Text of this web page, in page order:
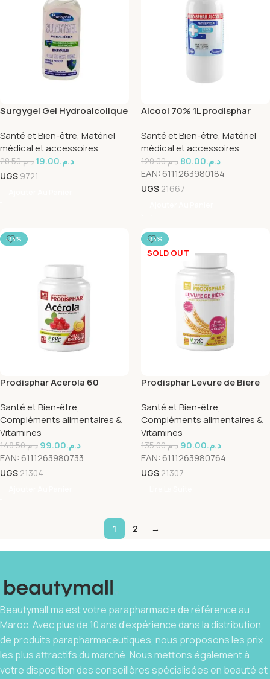
Surgygel Gel Hydroalcolique
Santé et Bien-être, Matériel
médical et accessoires
د.م.28.50 د.م.19.00
UGS 9721
Alcool 70% 1L prodisphar
Santé et Bien-être, Matériel
médical et accessoires
د.م.120.00 د.م.80.00
EAN: 6111263980184
UGS 21667
-33%
Prodisphar Acerola 60
Santé et Bien-être,
Compléments alimentaires &
Vitamines
د.م.148.50 د.م.99.00
EAN: 6111263980733
UGS 21304
-33%
SOLD OUT
Prodisphar Levure de Biere
Santé et Bien-être,
Compléments alimentaires &
Vitamines
د.م.135.00 د.م.90.00
EAN: 6111263980764
UGS 21307
1 2 →
Beautymall.ma est votre parapharmacie de référence au
Maroc. Avec plus de 10 ans d’expérience dans la distribution
de produits parapharmaceutiques, nous proposons les prix
les plus attractifs du marché. Nous mettons également à
votre disposition des conseillères spécialisées en beauté et